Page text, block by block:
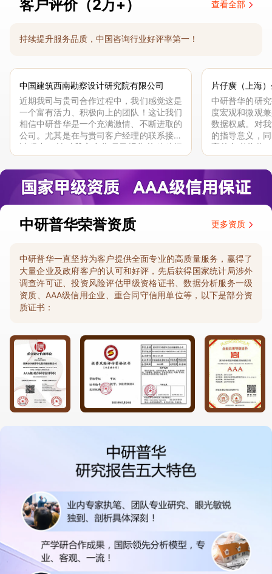
客户评价（2万+） 查看全部
持续提升服务品质，中国咨询行业好评率第一！
中国建筑西南勘察设计研究院有限公司
近期我司与贵司合作过程中，我们感觉这是
一个富有活力、积极向上的团队！这让我们
相信中研普华是一个充满激情、不断进取的
公司。尤其是在与贵司客户经理的联系接洽
过程中，针对我方合作项目报告的种种细
节，及时细致缜密地协助与项目部沟通、探
讨和完善...
片仔癀（上海
中研普华的研
度宏观和微观
数据权威。对
的指导意义，
高的参考价值
体化”服务和行
司继续...
中研普华荣誉资质 更多资质
中研普华一直坚持为客户提供全面专业的高质量服务，赢得了
大量企业及政府客户的认可和好评，先后获得国家统计局涉外
调查许可证、投资风险评估甲级资格证书、数据分析服务一级
资质、AAA级信用企业、重合同守信用单位等，以下是部分资
质证书：